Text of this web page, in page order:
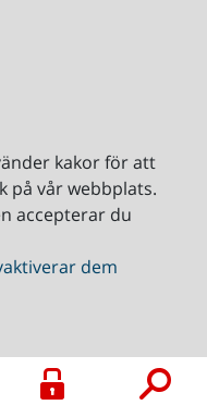
kakor för att
på vår webbplats.
accepterar du
dem